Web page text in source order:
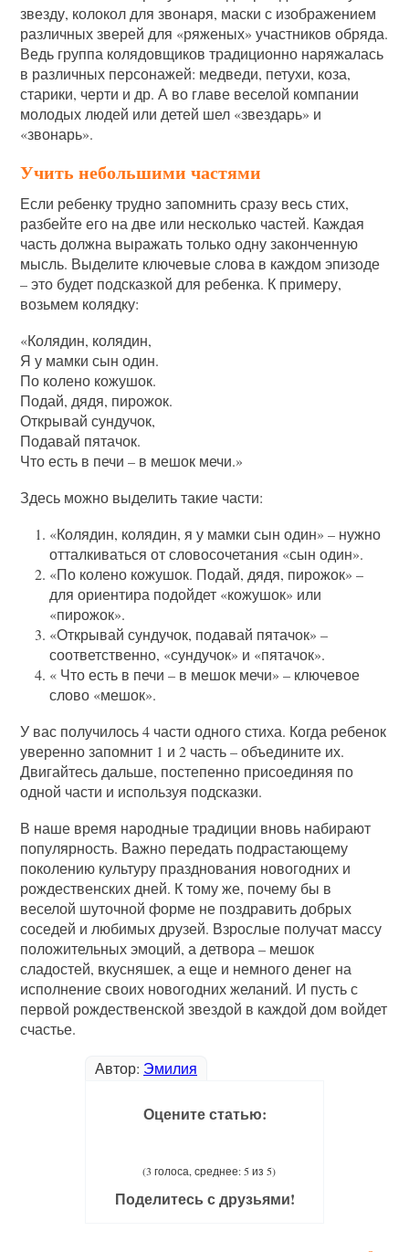
звезду, колокол для звонаря, маски с изображением
различных зверей для «ряженых» участников обряда.
Ведь группа колядовщиков традиционно наряжалась
в различных персонажей: медведи, петухи, коза,
старики, черти и др. А во главе веселой компании
молодых людей или детей шел «звездарь» и
«звонарь».
Учить небольшими частями
Если ребенку трудно запомнить сразу весь стих,
разбейте его на две или несколько частей. Каждая
часть должна выражать только одну законченную
мысль. Выделите ключевые слова в каждом эпизоде
– это будет подсказкой для ребенка. К примеру,
возьмем колядку:
«Колядин, колядин,
Я у мамки сын один.
По колено кожушок.
Подай, дядя, пирожок.
Открывай сундучок,
Подавай пятачок.
Что есть в печи – в мешок мечи.»
Здесь можно выделить такие части:
«Колядин, колядин, я у мамки сын один» – нужно
отталкиваться от словосочетания «сын один».
«По колено кожушок. Подай, дядя, пирожок» –
для ориентира подойдет «кожушок» или
«пирожок».
«Открывай сундучок, подавай пятачок» –
соответственно, «сундучок» и «пятачок».
« Что есть в печи – в мешок мечи» – ключевое
слово «мешок».
У вас получилось 4 части одного стиха. Когда ребенок
уверенно запомнит 1 и 2 часть – объедините их.
Двигайтесь дальше, постепенно присоединяя по
одной части и используя подсказки.
В наше время народные традиции вновь набирают
популярность. Важно передать подрастающему
поколению культуру празднования новогодних и
рождественских дней. К тому же, почему бы в
веселой шуточной форме не поздравить добрых
соседей и любимых друзей. Взрослые получат массу
положительных эмоций, а детвора – мешок
сладостей, вкусняшек, а еще и немного денег на
исполнение своих новогодних желаний. И пусть с
первой рождественской звездой в каждой дом войдет
счастье.
Автор: Эмилия
Оцените статью:
(3 голоса, среднее: 5 из 5)
Поделитесь с друзьями!